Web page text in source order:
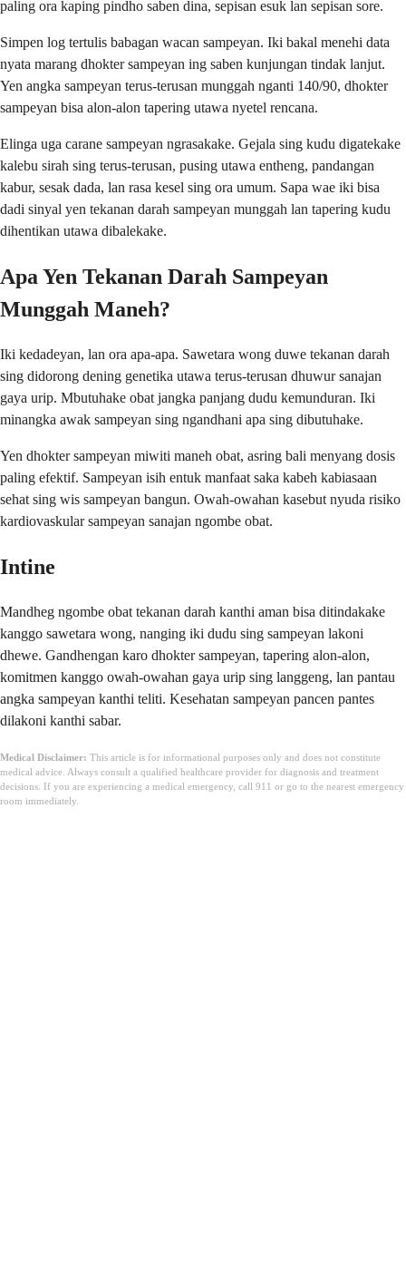
paling ora kaping pindho saben dina, sepisan esuk lan sepisan sore.
Simpen log tertulis babagan wacan sampeyan. Iki bakal menehi data
nyata marang dhokter sampeyan ing saben kunjungan tindak lanjut.
Yen angka sampeyan terus-terusan munggah nganti 140/90, dhokter
sampeyan bisa alon-alon tapering utawa nyetel rencana.
Elinga uga carane sampeyan ngrasakake. Gejala sing kudu digatekake
kalebu sirah sing terus-terusan, pusing utawa entheng, pandangan
kabur, sesak dada, lan rasa kesel sing ora umum. Sapa wae iki bisa
dadi sinyal yen tekanan darah sampeyan munggah lan tapering kudu
dihentikan utawa dibalekake.
Apa Yen Tekanan Darah Sampeyan
Munggah Maneh?
Iki kedadeyan, lan ora apa-apa. Sawetara wong duwe tekanan darah
sing didorong dening genetika utawa terus-terusan dhuwur sanajan
gaya urip. Mbutuhake obat jangka panjang dudu kemunduran. Iki
minangka awak sampeyan sing ngandhani apa sing dibutuhake.
Yen dhokter sampeyan miwiti maneh obat, asring bali menyang dosis
paling efektif. Sampeyan isih entuk manfaat saka kabeh kabiasaan
sehat sing wis sampeyan bangun. Owah-owahan kasebut nyuda risiko
kardiovaskular sampeyan sanajan ngombe obat.
Intine
Mandheg ngombe obat tekanan darah kanthi aman bisa ditindakake
kanggo sawetara wong, nanging iki dudu sing sampeyan lakoni
dhewe. Gandhengan karo dhokter sampeyan, tapering alon-alon,
komitmen kanggo owah-owahan gaya urip sing langgeng, lan pantau
angka sampeyan kanthi teliti. Kesehatan sampeyan pancen pantes
dilakoni kanthi sabar.
Medical Disclaimer: This article is for informational purposes only and does not constitute
medical advice. Always consult a qualified healthcare provider for diagnosis and treatment
decisions. If you are experiencing a medical emergency, call 911 or go to the nearest emergency
room immediately.